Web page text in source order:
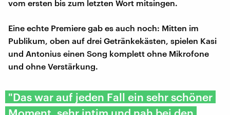
vom ersten bis zum letzten Wort mitsingen.
Eine echte Premiere gab es auch noch: Mitten im
Publikum, oben auf drei Getränkekästen, spielen Kasi
und Antonius einen Song komplett ohne Mikrofone
und ohne Verstärkung.
"Das war auf jeden Fall ein sehr schöner